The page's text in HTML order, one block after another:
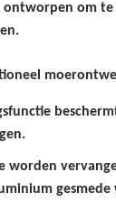
ontworpen om
worden
gesmede